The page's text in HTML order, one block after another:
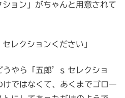
ョン」がちゃんと用意されて
レクションください」
やら「五郎’s セレクショ
ではなくて、あくまでゴロー